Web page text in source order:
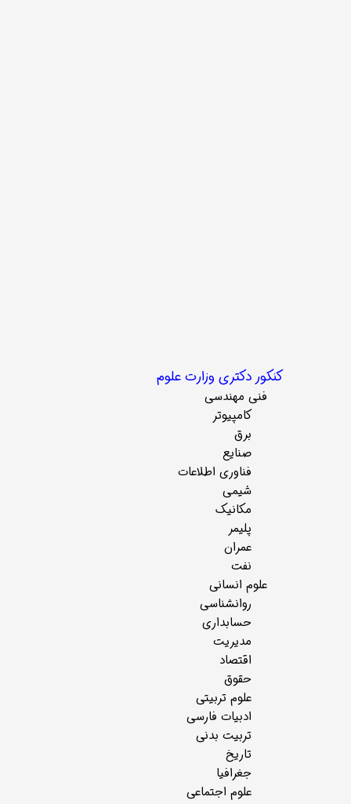
کنکور دکتری وزارت علوم
فنی مهندسی
کامپیوتر
برق
صنایع
فناوری اطلاعات
شیمی
مکانیک
پلیمر
عمران
نفت
علوم انسانی
روانشناسی
حسابداری
مدیریت
اقتصاد
حقوق
علوم تربیتی
ادبیات فارسی
تربیت بدنی
تاریخ
جغرافیا
علوم اجتماعی